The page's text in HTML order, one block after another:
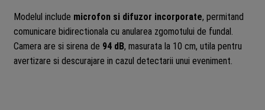
Modelul include microfon si difuzor incorporate, permitand
comunicare bidirectionala cu anularea zgomotului de fundal.
Camera are si sirena de 94 dB, masurata la 10 cm, utila pentru
avertizare si descurajare in cazul detectarii unui eveniment.